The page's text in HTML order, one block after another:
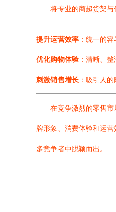
将专业的商超货架与
提升运营效率 ：统一的
优化购物体验 ：清晰、
刺激销售增长 ：吸引人
在竞争激烈的零售
牌形象、消费体验和运
多竞争者中脱颖而出。